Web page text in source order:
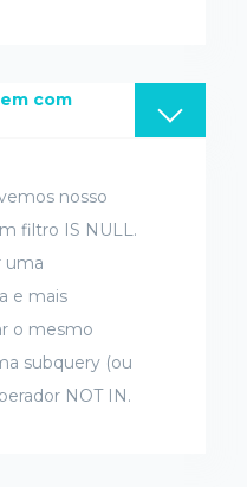
com
nosso
filtro IS NULL.
uma
e mais
o mesmo
subquery (ou
NOT IN.